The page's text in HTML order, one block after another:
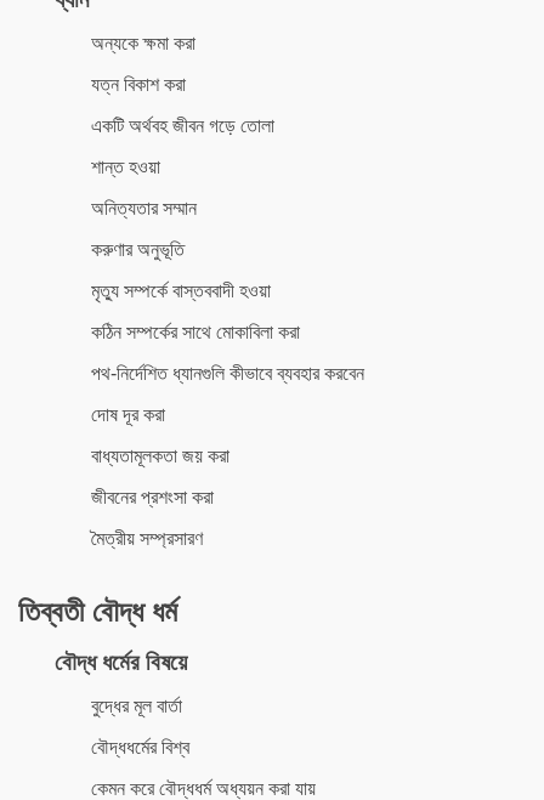
অন্যকে ক্ষমা করা
যত্ন বিকাশ করা
একটি অর্থবহ জীবন গড়ে তোলা
শান্ত হওয়া
অনিত্যতার সম্মান
করুণার অনুভূতি
মৃত্যু সম্পর্কে বাস্তববাদী হওয়া
কঠিন সম্পর্কের সাথে মোকাবিলা করা
পথ-নির্দেশিত ধ্যানগুলি কীভাবে ব্যবহার করবেন
দোষ দূর করা
বাধ্যতামূলকতা জয় করা
জীবনের প্রশংসা করা
মৈত্রীয় সম্প্রসারণ
তিব্বতী বৌদ্ধ ধর্ম
বৌদ্ধ ধর্মের বিষয়ে
বুদ্ধের মূল বার্তা
বৌদ্ধধর্মের বিশ্ব
কেমন করে বৌদ্ধধর্ম অধ্যয়ন করা যায়